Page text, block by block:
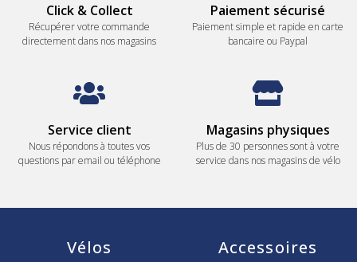
Click & Collect
Récupérer votre commande
directement dans nos magasins
Paiement sécurisé
Paiement simple et rapide en carte
bancaire ou Paypal
Service client
Nous répondons à toutes vos
questions par email ou téléphone
Magasins physiques
Plus de 30 personnes sont à votre
service dans nos magasins de vélo
Vélos Accessoires